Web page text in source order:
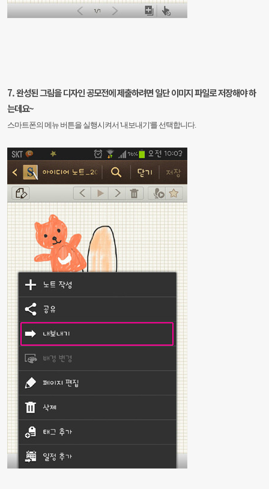
7. 완성된 그림을 디자인 공모전에 제출하려면일단 이미지 파일로 저장해야 하
는데요~
스마트폰의 메뉴 버튼을 실행시켜서'내보내기'를 선택합니다.